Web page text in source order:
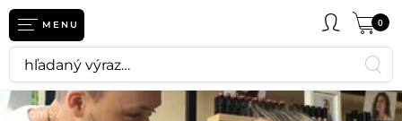
MENU 0
Domov